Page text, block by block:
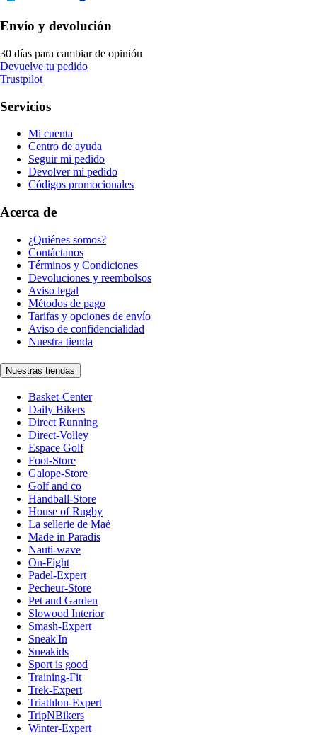
Envío y devolución
30 días para cambiar de opinión
Devuelve tu pedido
Trustpilot
Servicios
Mi cuenta
Centro de ayuda
Seguir mi pedido
Devolver mi pedido
Códigos promocionales
Acerca de
¿Quiénes somos?
Contáctanos
Términos y Condiciones
Devoluciones y reembolsos
Aviso legal
Métodos de pago
Tarifas y opciones de envío
Aviso de confidencialidad
Nuestra tienda
Nuestras tiendas
Basket-Center
Daily Bikers
Direct Running
Direct-Volley
Espace Golf
Foot-Store
Galope-Store
Golf and co
Handball-Store
House of Rugby
La sellerie de Maé
Made in Paradis
Nauti-wave
On-Fight
Padel-Expert
Pecheur-Store
Pet and Garden
Slowood Interior
Smash-Expert
Sneak'In
Sneakids
Sport is good
Training-Fit
Trek-Expert
Triathlon-Expert
TripNBikers
Winter-Expert